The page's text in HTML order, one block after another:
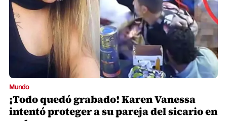
Mundo
¡Todo quedó grabado! Karen Vanessa
intentó proteger a su pareja del sicario en